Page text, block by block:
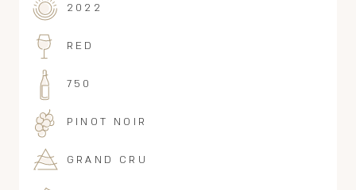
2022
RED
750
PINOT NOIR
GRAND CRU